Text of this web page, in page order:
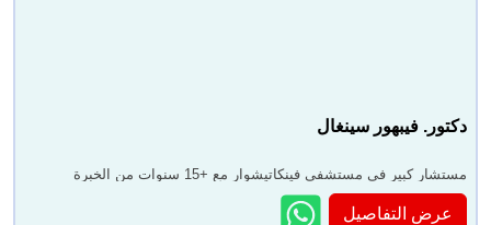
دكتور. فيبهور سينغال
مستشار كبير في مستشفى فينكاتيشوار مع +15 سنوات من الخبرة
عرض التفاصيل